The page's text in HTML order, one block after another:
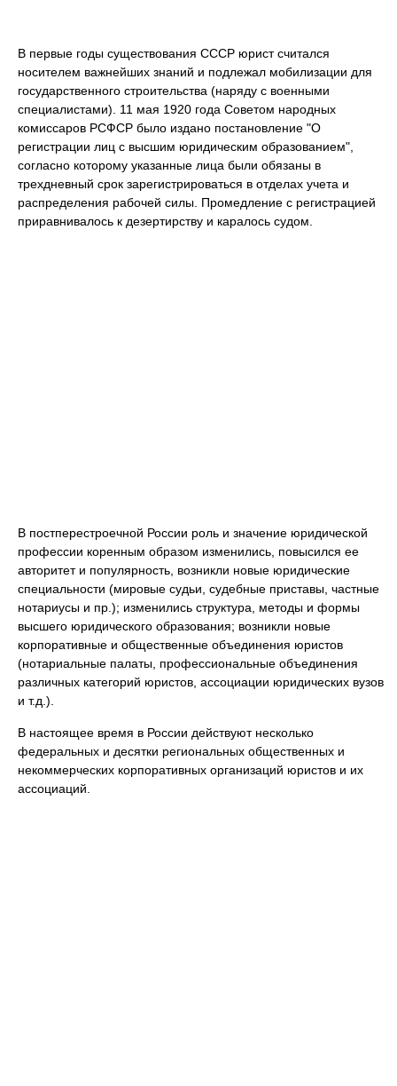
В первые годы существования СССР юрист считался
носителем важнейших знаний и подлежал мобилизации для
государственного строительства (наряду с военными
специалистами). 11 мая 1920 года Советом народных
комиссаров РСФСР было издано постановление "О
регистрации лиц с высшим юридическим образованием",
согласно которому указанные лица были обязаны в
трехдневный срок зарегистрироваться в отделах учета и
распределения рабочей силы. Промедление с регистрацией
приравнивалось к дезертирству и каралось судом.
В постперестроечной России роль и значение юридической
профессии коренным образом изменились, повысился ее
авторитет и популярность, возникли новые юридические
специальности (мировые судьи, судебные приставы, частные
нотариусы и пр.); изменились структура, методы и формы
высшего юридического образования; возникли новые
корпоративные и общественные объединения юристов
(нотариальные палаты, профессиональные объединения
различных категорий юристов, ассоциации юридических вузов
и т.д.).
В настоящее время в России действуют несколько
федеральных и десятки региональных общественных и
некоммерческих корпоративных организаций юристов и их
ассоциаций.